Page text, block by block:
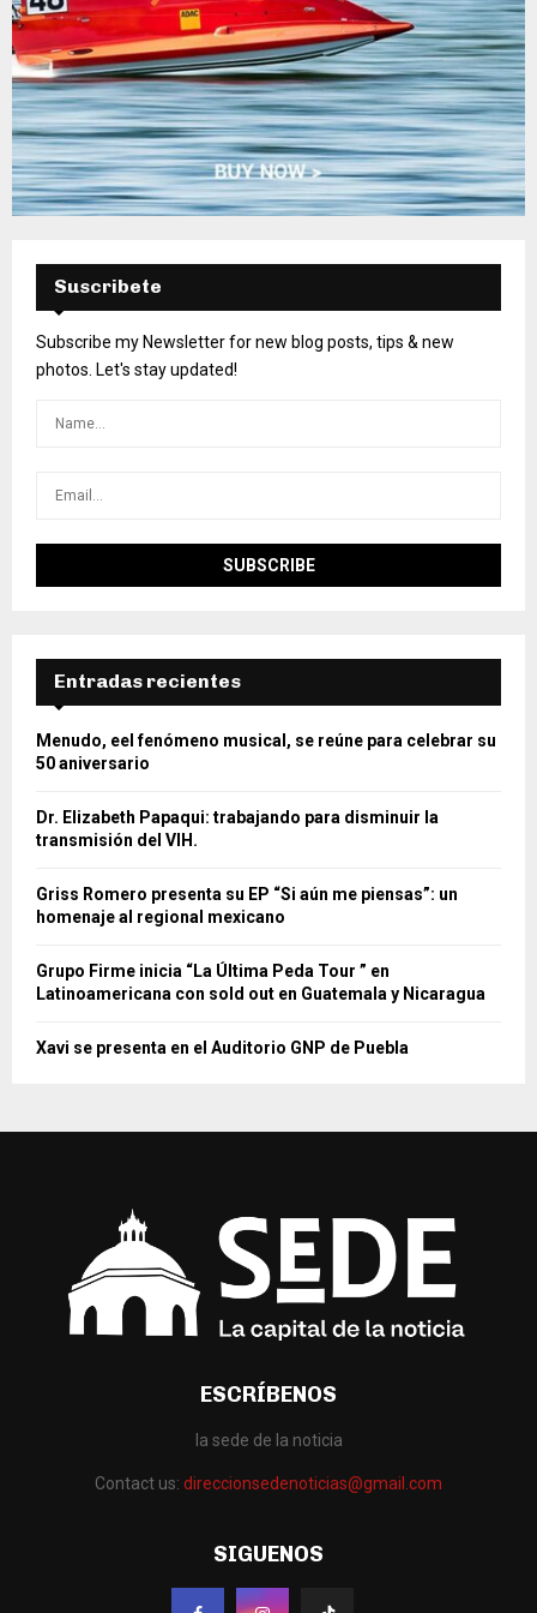
Suscribete
Subscribe my Newsletter for new blog posts, tips & new
photos. Let's stay updated!
Entradas recientes
Menudo, eel fenómeno musical, se reúne para celebrar su
50 aniversario
Dr. Elizabeth Papaqui: trabajando para disminuir la
transmisión del VIH.
Griss Romero presenta su EP “Si aún me piensas”: un
homenaje al regional mexicano
Grupo Firme inicia “La Última Peda Tour ” en
Latinoamericana con sold out en Guatemala y Nicaragua
Xavi se presenta en el Auditorio GNP de Puebla
ESCRÍBENOS
la sede de la noticia
Contact us: direccionsedenoticias@gmail.com
SIGUENOS